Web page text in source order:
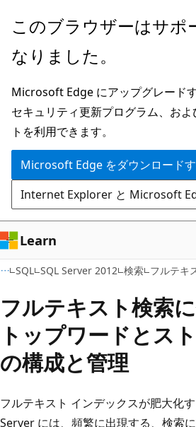
メ
ン
ン
テ
ン
ツ
に
ス
キ
ッ
プ
このブラウザーはサポ
なりました。
Microsoft Edge にアップグレード
セキュリティ更新プログラム、お
トを利用できます。
Microsoft Edge をダウンロード
Internet Explorer と Microsoft
Learn
SQL SQL Server 2012 検索 フルテキ
フルテキスト検索
トップワードとス
の構成と管理
フルテキスト インデックスが肥大化
Server には、頻繁に出現する、検索